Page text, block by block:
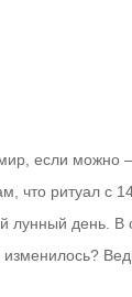
если можно
что ритуал с
лунный день. В
изменилось?